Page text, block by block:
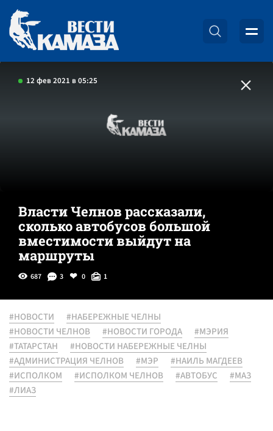
12 фев 2021 в 05:25
Власти Челнов рассказали,
сколько автобусов большой
вместимости выйдут на
маршруты
687 3 0 1
#НОВОСТИ
#НАБЕРЕЖНЫЕ ЧЕЛНЫ
#НОВОСТИ ЧЕЛНОВ
#НОВОСТИ ГОРОДА
#МЭРИЯ
#ТАТАРСТАН
#НОВОСТИ НАБЕРЕЖНЫЕ ЧЕЛНЫ
#АДМИНИСТРАЦИЯ ЧЕЛНОВ
#МЭР
#НАИЛЬ МАГДЕЕВ
#ИСПОЛКОМ
#ИСПОЛКОМ ЧЕЛНОВ #АВТОБУС
#МАЗ
#ЛИАЗ